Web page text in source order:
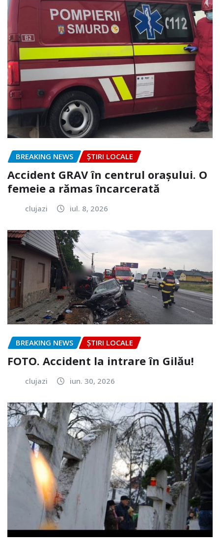
BREAKING NEWS ȘTIRI LOCALE
Accident GRAV în centrul orașului. O
femeie a rămas încarcerată
clujazi iul. 8, 2026
BREAKING NEWS ȘTIRI LOCALE
FOTO. Accident la intrare în Gilău!
clujazi iun. 30, 2026